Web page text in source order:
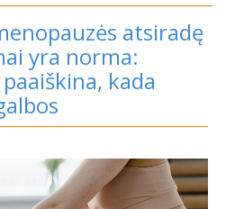
atsiradę
yra norma:
kada